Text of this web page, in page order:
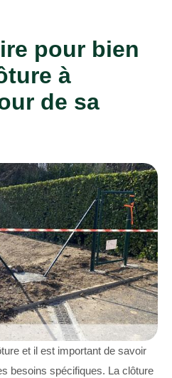
pour bien
à
de sa
et il est important de savoir
besoins spécifiques. La clôture